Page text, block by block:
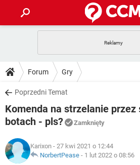
GRY
SPOTIFY
INSTAGRAM
WINDOWS 10
PORADY
PlayStation
SPOTIFY
WINDOWS 10
DO POBRANIA
ANDROID
GRY
IOS
INSTAGRAM
FORUM
GRY
ARTYKUŁY
COVID-19
Forum Gry
Poprzedni Temat
Komenda na strzelanie przez
botach - pls?
Zamknięty
Karixon - 27 kwi 2021 o 12:44
NorbertPease - 1 lut 2022 o 08:56